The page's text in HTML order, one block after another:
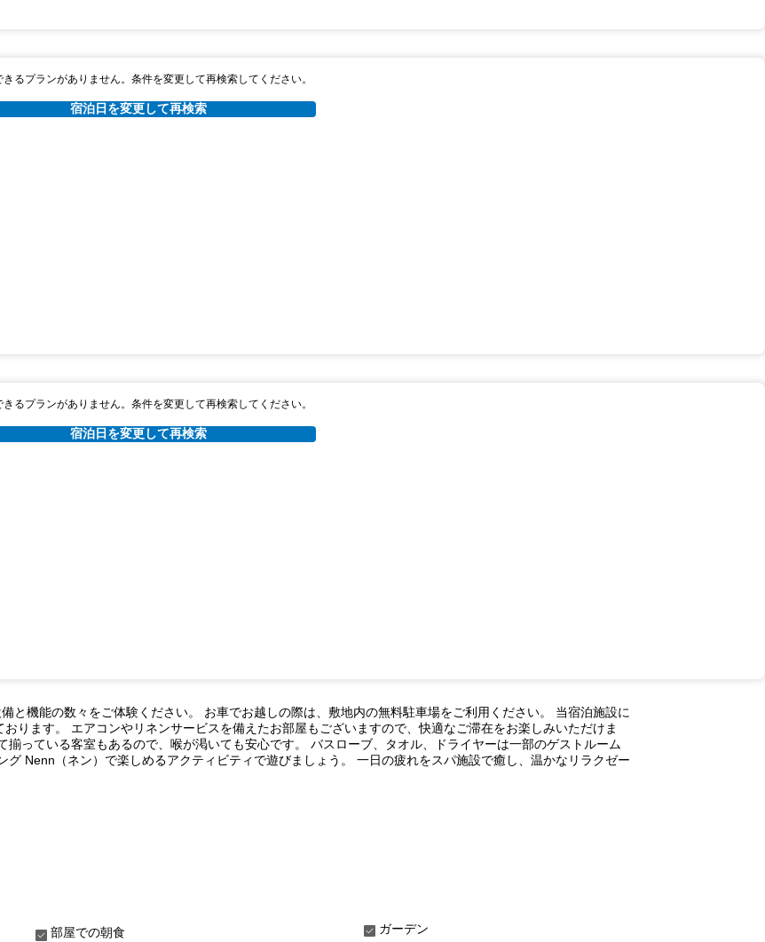
きるプランがありません。条件を変更して再検索してください。
宿泊日を変更して再検索
きるプランがありません。条件を変更して再検索してください。
宿泊日を変更して再検索
と機能の数々をご体験ください。 お車でお越しの際は、敷地内の無料駐車場をご利用ください。 当宿泊施設に
ります。 エアコンやリネンサービスを備えたお部屋もございますので、快適なご滞在をお楽しみいただけま
っている客室もあるので、喉が渇いても安心です。 バスローブ、タオル、ドライヤーは一部のゲストルーム
Nenn（ネン）で楽しめるアクティビティで遊びましょう。 一日の疲れをスパ施設で癒し、温かなリラクゼー
部屋での朝食
ガーデン